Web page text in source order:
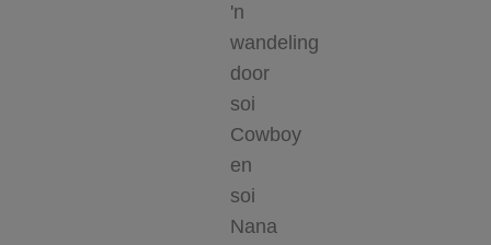
'n
wandeling
door
soi
Cowboy
en
soi
Nana